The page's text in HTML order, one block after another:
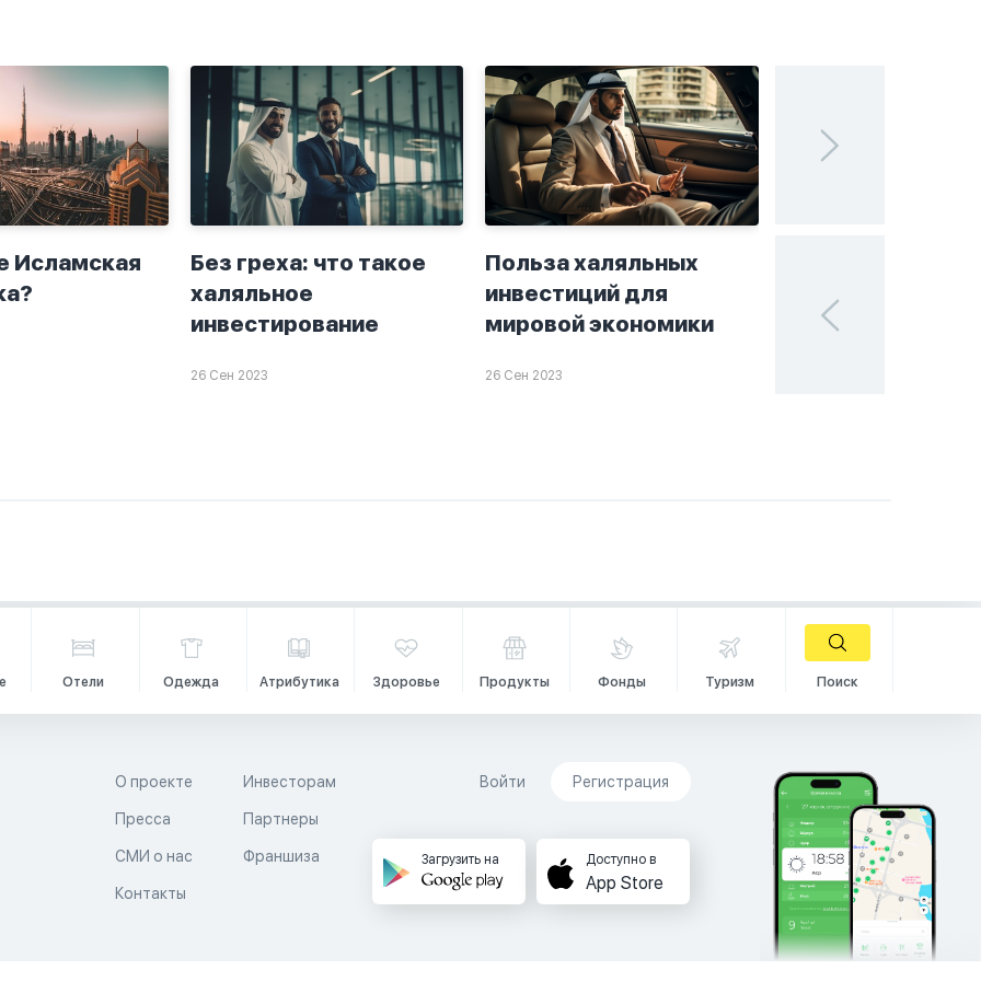
От родных
переводом на
русский,потому что
боялась ошибиться и
то что намаз не
примется,совершила
истихар во время
тахаджуд...
Исламская
Без греха: что такое
халяльное
инвестирование
26 Сен 2023
Польза халяльных
инвестиций для
мировой экономики
26 Сен 2023
поисках
в мире
Отели Одежда Атрибутика Здоровье Продукты Фонды Туризм Поиск
О проекте
Пресса
СМИ о нас
Контакты
Инвесторам
Партнеры
Франшиза
Войти Регистрация
Загрузить на Доступно в
App Store